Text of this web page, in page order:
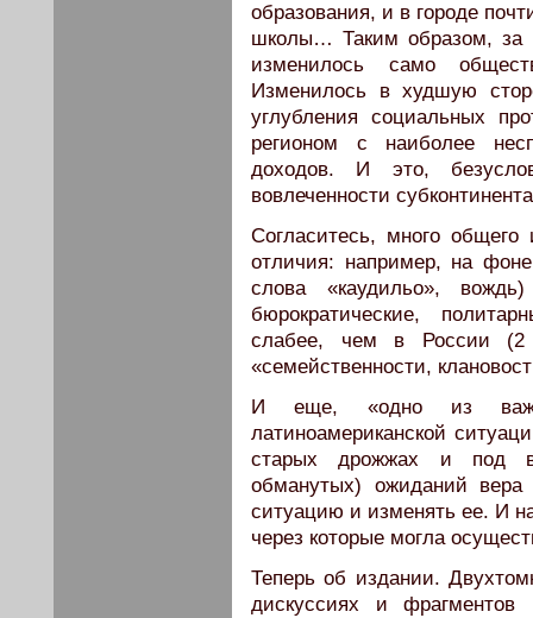
образования, и в городе
школы… Таким образом, за
изменилось само
Изменилось в худшую
углубления социальных
регионом с наиболее
доходов. И это,
вовлеченности
Согласитесь, много
отличия: например, на
слова «каудильо»,
бюрократические,
слабее, чем в России
«семейственности,
И еще, «одно из
латиноамериканской
старых дрожжах и под
обманутых) ожиданий
ситуацию и изменять ее. И
через которые могла
Теперь об издании.
дискуссиях и фрагментов